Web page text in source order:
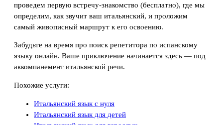
проведем первую встречу-знакомство (бесплатно), где мы
определим, как звучит ваш итальянский, и проложим
самый живописный маршрут к его освоению.
Забудьте на время про поиск репетитора по испанскому
языку онлайн. Ваше приключение начинается здесь — под
аккомпанемент итальянской речи.
Похожие услуги:
Итальянский язык с нуля
Итальянский язык для детей